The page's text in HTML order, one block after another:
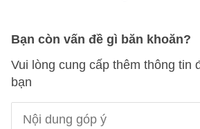
Bạn còn vấn đề gì băn khoăn?
Vui lòng cung cấp thêm thông tin
bạn